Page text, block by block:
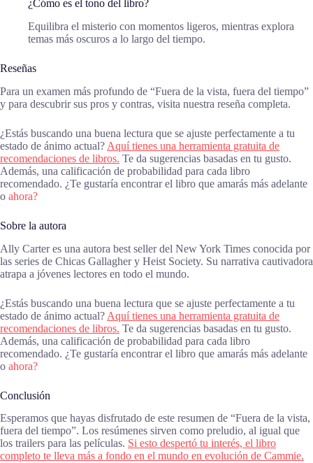
¿Cómo es el tono del libro?
Equilibra el misterio con momentos ligeros, mientras explora
temas más oscuros a lo largo del tiempo.
Reseñas
Para un examen más profundo de “Fuera de la vista, fuera del tiempo”
y para descubrir sus pros y contras, visita nuestra reseña completa.
¿Estás buscando una buena lectura que se ajuste perfectamente a tu
estado de ánimo actual? Aquí tienes una herramienta gratuita de
recomendaciones de libros. Te da sugerencias basadas en tu gusto.
Además, una calificación de probabilidad para cada libro
recomendado. ¿Te gustaría encontrar el libro que amarás más adelante
o ahora?
Sobre la autora
Ally Carter es una autora best seller del New York Times conocida por
las series de Chicas Gallagher y Heist Society. Su narrativa cautivadora
atrapa a jóvenes lectores en todo el mundo.
¿Estás buscando una buena lectura que se ajuste perfectamente a tu
estado de ánimo actual? Aquí tienes una herramienta gratuita de
recomendaciones de libros. Te da sugerencias basadas en tu gusto.
Además, una calificación de probabilidad para cada libro
recomendado. ¿Te gustaría encontrar el libro que amarás más adelante
o ahora?
Conclusión
Esperamos que hayas disfrutado de este resumen de “Fuera de la vista,
fuera del tiempo”. Los resúmenes sirven como preludio, al igual que
los trailers para las películas. Si esto despertó tu interés, el libro
completo te lleva más a fondo en el mundo en evolución de Cammie.